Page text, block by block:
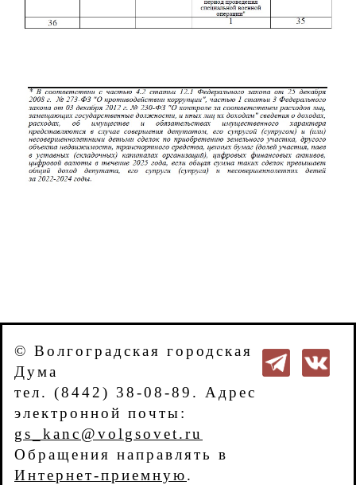
© Волгоградская городская
Дума
тел. (8442) 38-08-89. Адрес
электронной почты:
gs_kanc@volgsovet.ru
Обращения направлять в
Интернет-приемную.